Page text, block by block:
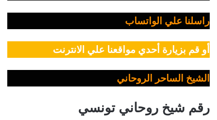
راسلنا علي الواتساب
أو قم بزيارة أحدي مواقعنا علي الانترنت
الشيخ الساحر الروحاني
رقم شيخ روحاني تونسي